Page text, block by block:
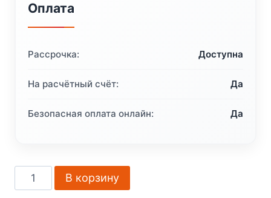
Оплата
Рассрочка: Доступна
На расчётный счёт: Да
Безопасная оплата онлайн: Да
Количество
товара
В корзину